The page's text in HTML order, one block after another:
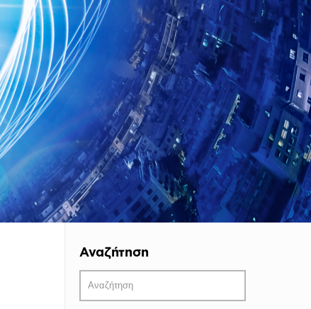
Αναζήτηση